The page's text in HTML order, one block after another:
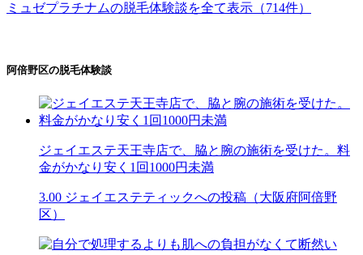
ミュゼプラチナムの脱毛体験談を全て表示（714件）
阿倍野区の脱毛体験談
ジェイエステ天王寺店で、脇と腕の施術を受けた。料
金がかなり安く1回1000円未満
3.00 ジェイエステティックへの投稿（大阪府阿倍野
区）